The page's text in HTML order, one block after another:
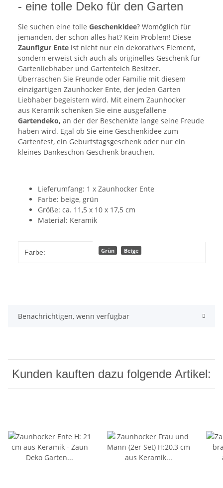
- eine tolle Deko für den Garten
Sie suchen eine tolle Geschenkidee? Womöglich für
jemanden, der schon alles hat? Kein Problem! Diese
Zaunfigur Ente ist nicht nur ein dekoratives Element,
sondern erweist sich auch als originelles Geschenk für
Gartenliebhaber und Gartenteich Besitzer.
Überraschen Sie Freunde oder Familie mit diesem
einzigartigen Zaunhocker Ente, der jeden Garten
Liebhaber begeistern wird. Mit einem Zaunhocker
aus Keramik schenken Sie eine ausgefallene
Gartendeko, an der der Beschenkte lange seine Freude
haben wird. Egal ob Sie eine Geschenkidee zum
Gartenfest, ein Geburtstagsgeschenk oder nur ein
kleines Dankeschön Geschenk brauchen.
Lieferumfang: 1 x Zaunhocker Ente
Farbe: beige, grün
Größe: ca. 11,5 x 10 x 17,5 cm
Material: Keramik
Produkteigenschaft
Wert
Farbe: Grün Beige
Benachrichtigen, wenn verfügbar
Kunden kauften dazu folgende Artikel: